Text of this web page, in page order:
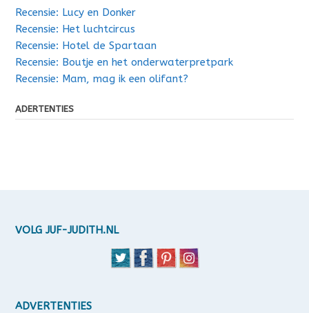
Recensie: Lucy en Donker
Recensie: Het luchtcircus
Recensie: Hotel de Spartaan
Recensie: Boutje en het onderwaterpretpark
Recensie: Mam, mag ik een olifant?
ADERTENTIES
VOLG JUF-JUDITH.NL
ADVERTENTIES